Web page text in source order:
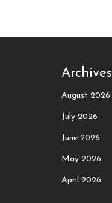
Archives
August 2026
July 2026
June 2026
May 2026
April 2026